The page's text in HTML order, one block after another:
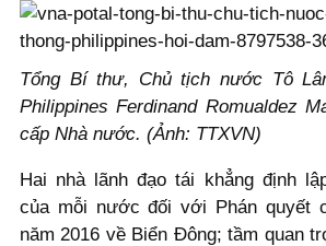
Tổng Bí thư, Chủ tịch nước Tô
Philippines Ferdinand Romualdez
cấp Nhà nước. (Ảnh: TTXVN)
Hai nhà lãnh đạo tái khẳng định
của mỗi nước đối với Phán quyết
năm 2016 về Biển Đông; tầm quan